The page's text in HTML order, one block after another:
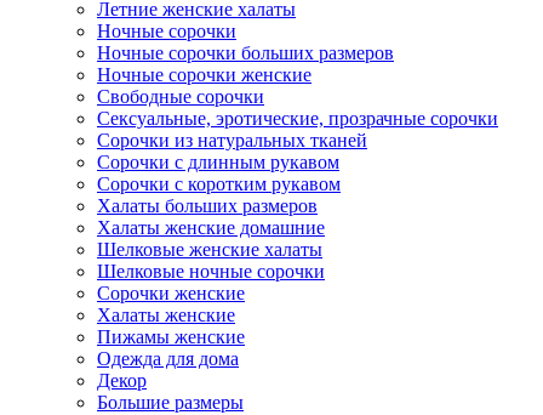
Летние женские халаты
Ночные сорочки
Ночные сорочки больших размеров
Ночные сорочки женские
Свободные сорочки
Сексуальные, эротические, прозрачные сорочки
Сорочки из натуральных тканей
Сорочки с длинным рукавом
Сорочки с коротким рукавом
Халаты больших размеров
Халаты женские домашние
Шелковые женские халаты
Шелковые ночные сорочки
Сорочки женские
Халаты женские
Пижамы женские
Одежда для дома
Декор
Большие размеры